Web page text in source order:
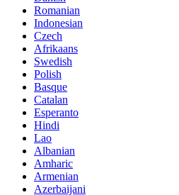
Romanian
Indonesian
Czech
Afrikaans
Swedish
Polish
Basque
Catalan
Esperanto
Hindi
Lao
Albanian
Amharic
Armenian
Azerbaijani